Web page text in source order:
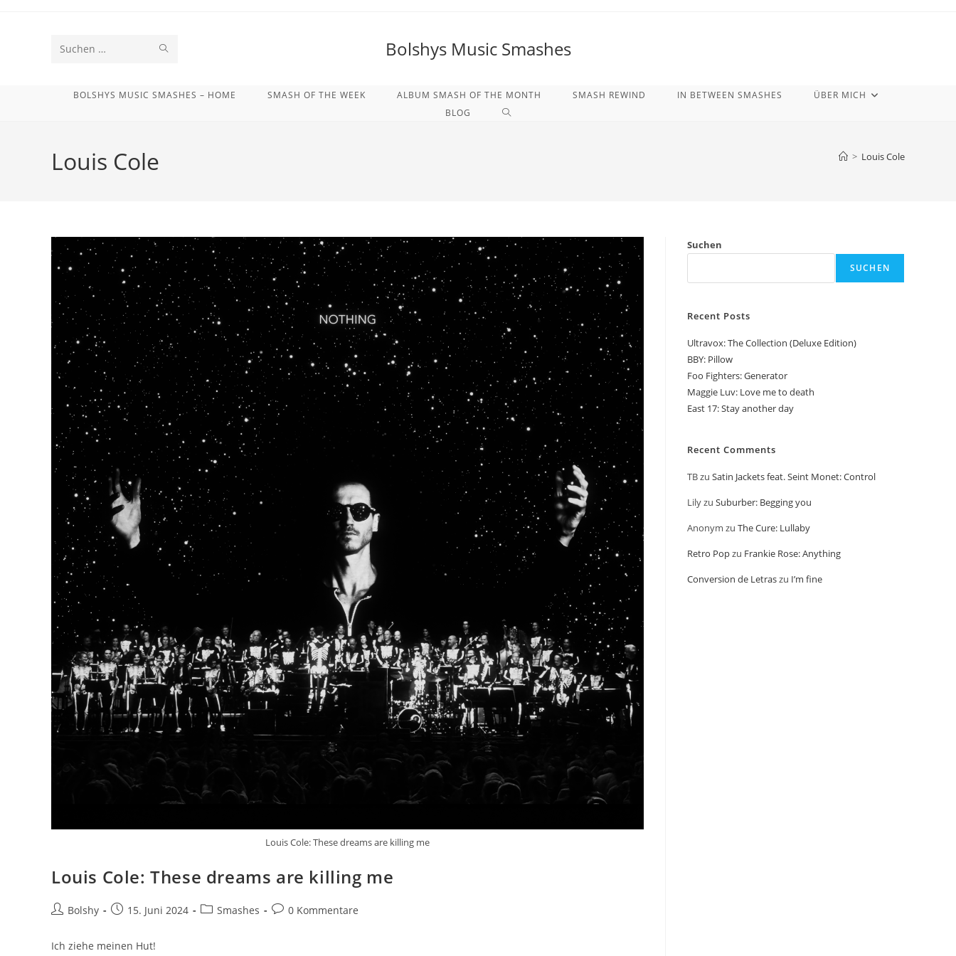
Diese Bolshys Music Smashes
BOLSHYS MUSIC SMASHES – HOME SMASH OF THE WEEK ALBUM SMASH OF THE MONTH SMASH REWIND IN BETWEEN SMASHES
ÜBER MICH
BLOG
WEBSITE-
SUCHE
Louis Cole > Louis Cole
Louis Cole: These dreams are killing me
Louis Cole: These dreams are killing me
Beitrags-
Bolshy
Beitrag15. Juni 2024
Beitrags-
Smashes
Beitrags-
0 Kommentare
Ich ziehe meinen Hut!
Suchen
SUCHEN
Recent Posts
Ultravox: The Collection (Deluxe Edition)
BBY: Pillow
Foo Fighters: Generator
Maggie Luv: Love me to death
East 17: Stay another day
Recent Comments
TBzu Satin Jackets feat. Seint Monet: Control
Lilyzu Suburber: Begging you
Anonym zu The Cure: Lullaby
Retro Popzu Frankie Rose: Anything
Conversion de Letraszu I’m fine